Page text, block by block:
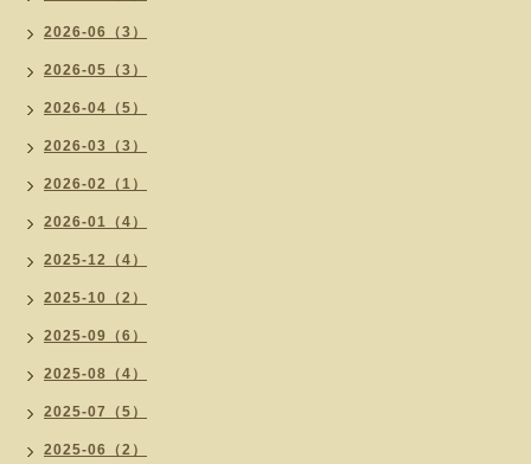
2026-06（3）
2026-05（3）
2026-04（5）
2026-03（3）
2026-02（1）
2026-01（4）
2025-12（4）
2025-10（2）
2025-09（6）
2025-08（4）
2025-07（5）
2025-06（2）